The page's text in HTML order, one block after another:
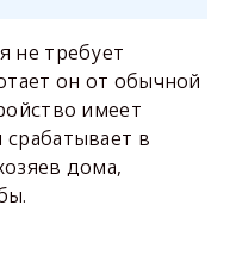
не требует
он от обычной
имеет
в
дома,